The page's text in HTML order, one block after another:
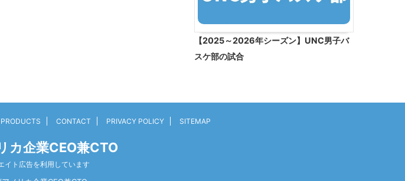
【2025～2026年シーズン】UNC男子バ
スケ部の試合
CONTACT PRIVACY POLICY SITEMAP
カ企業CEO兼CTO
イト広告を利用しています